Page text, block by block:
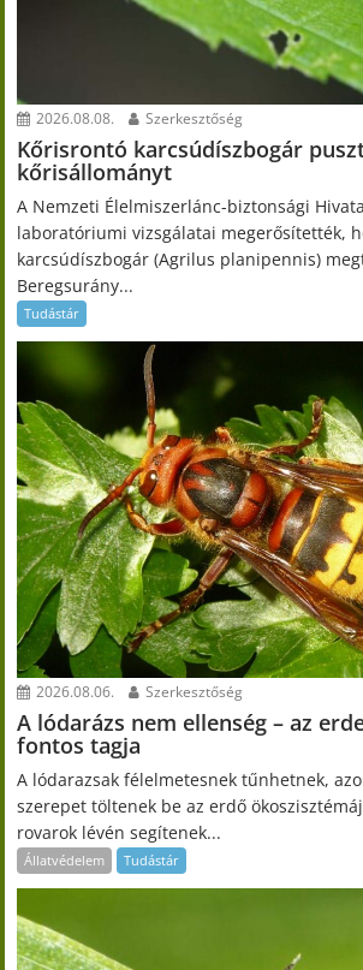
2026.08.08. Szerkesztőség
Kőrisrontó karcsúdíszbogár
kőrisállományt
A Nemzeti Élelmiszerlánc-biztonsági
laboratóriumi vizsgálatai megerősítették,
karcsúdíszbogár (Agrilus planipennis)
Beregsurány...
Tudástár
2026.08.06. Szerkesztőség
A lódarázs nem ellenség – az
fontos tagja
A lódarazsak félelmetesnek tűnhetnek,
szerepet töltenek be az erdő
rovarok lévén segítenek...
Állatvédelem Tudástár